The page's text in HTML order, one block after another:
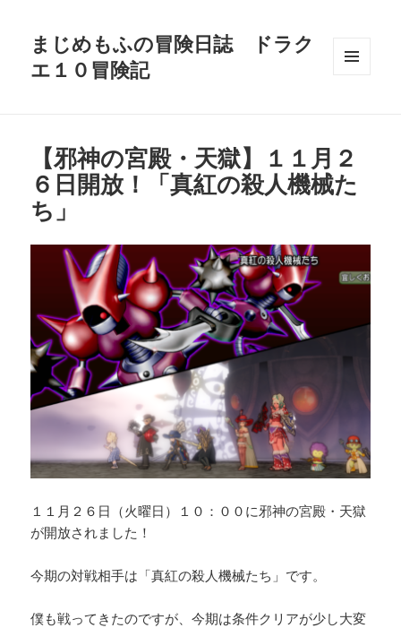
まじめもふの冒険日誌 ドラク
エ１０冒険記
【邪神の宮殿・天獄】１１月２
６日開放！「真紅の殺人機械た
ち」
１１月２６日（火曜日）１０：００に邪神の宮殿・天獄
が開放されました！
今期の対戦相手は「真紅の殺人機械たち」です。
僕も戦ってきたのですが、今期は条件クリアが少し大変